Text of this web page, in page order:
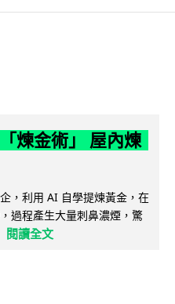
煉金術」 屋內煉
，利用 AI 自學提煉黃金，在
過程產生大量刺鼻濃煙，驚
閱讀全文